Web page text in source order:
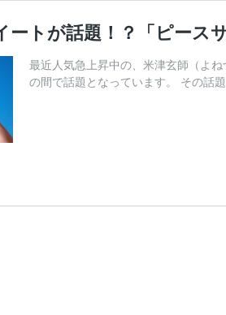
ートが話題！？「ピース
最近人気急上昇中の、米津玄師（よ
の間で話題となっています。 その話